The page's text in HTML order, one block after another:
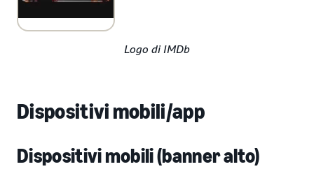
Logo di IMDb
Dispositivi mobili/app
Dispositivi mobili (banner alto)